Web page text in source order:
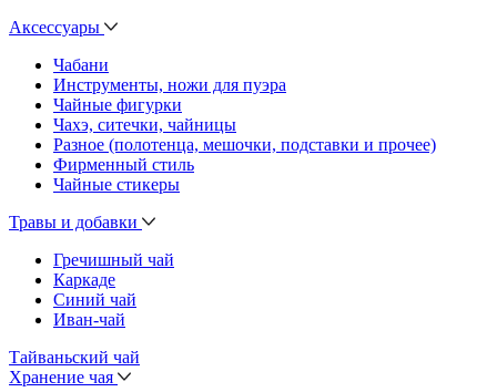
Аксессуары
Чабани
Инструменты, ножи для пуэра
Чайные фигурки
Чахэ, ситечки, чайницы
Разное (полотенца, мешочки, подставки и прочее)
Фирменный стиль
Чайные стикеры
Травы и добавки
Гречишный чай
Каркаде
Синий чай
Иван-чай
Тайваньский чай
Хранение чая